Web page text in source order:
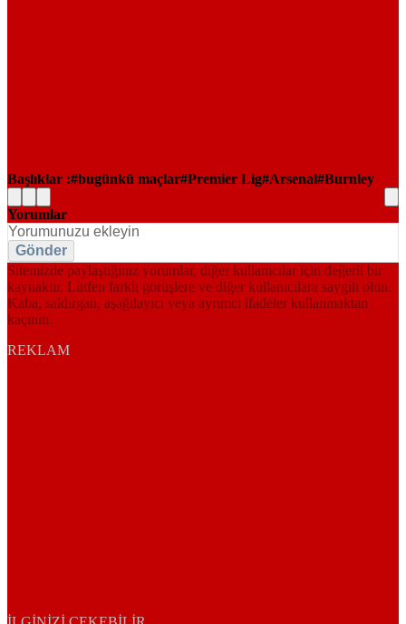
Başlıklar : bugünkü maçlar Premier Lig Arsenal Burnley
Yorumlar
Gönder
Sitemizde paylaştığınız yorumlar, diğer kullanıcılar için değerli bir
kaynaktır. Lütfen farklı görüşlere ve diğer kullanıcılara saygılı olun.
Kaba, saldırgan, aşağılayıcı veya ayrımcı ifadeler kullanmaktan
kaçının.
REKLAM